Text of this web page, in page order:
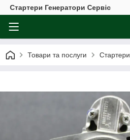
Стартери Генератори Сервіс
Товари та послуги Стартери